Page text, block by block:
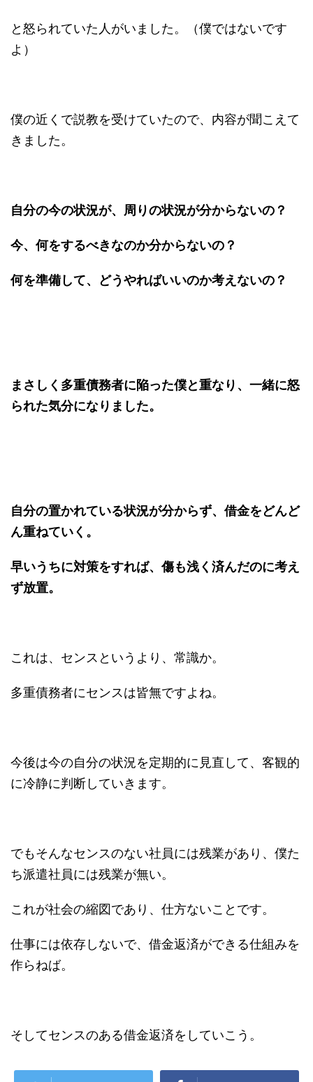
と怒られていた人がいました。（僕ではないです
よ）
僕の近くで説教を受けていたので、内容が聞こえて
きました。
自分の今の状況が、周りの状況が分からないの？
今、何をするべきなのか分からないの？
何を準備して、どうやればいいのか考えないの？
まさしく多重債務者に陥った僕と重なり、一緒に怒
られた気分になりました。
自分の置かれている状況が分からず、借金をどんど
ん重ねていく。
早いうちに対策をすれば、傷も浅く済んだのに考え
ず放置。
これは、センスというより、常識か。
多重債務者にセンスは皆無ですよね。
今後は今の自分の状況を定期的に見直して、客観的
に冷静に判断していきます。
でもそんなセンスのない社員には残業があり、僕た
ち派遣社員には残業が無い。
これが社会の縮図であり、仕方ないことです。
仕事には依存しないで、借金返済ができる仕組みを
作らねば。
そしてセンスのある借金返済をしていこう。